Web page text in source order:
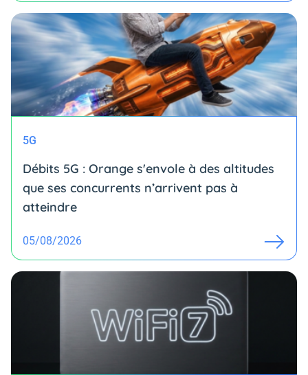
5G
Débits 5G : Orange s'envole à des altitudes
que ses concurrents n’arrivent pas à
atteindre
05/08/2026